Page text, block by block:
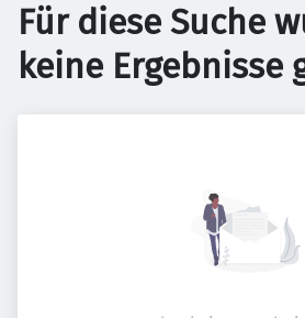
Für diese Suche
keine Ergebnisse